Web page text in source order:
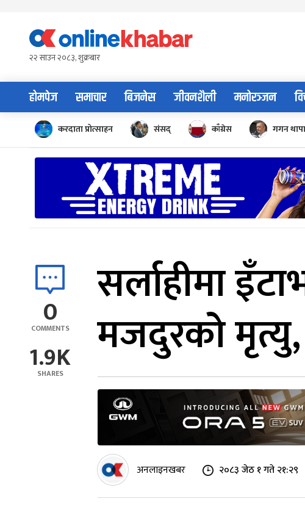
content२२ साउन २०८३, शुक्रबार
होमपेज समाचार बिजनेस जीवनशैली मनोरञ्जन
करदाता प्रोत्साहन संसद् काँग्रेस गगन थापा
0
COMMENTS
1.9K
SHARES
सर्लाहीमा
मजदुरको
अनलाइनखबर २०८३ जेठ १ गते २१:२९